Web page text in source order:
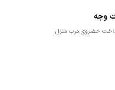
حضروی درب منزل